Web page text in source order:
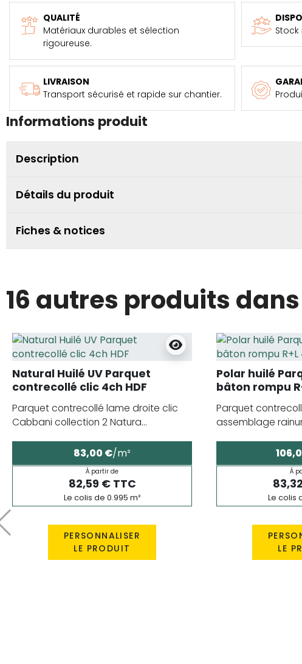
QUALITÉ
Matériaux durables et sélection
rigoureuse.
LIVRAISON
Transport sécurisé et rapide sur chantier.
Informations produit
Description
Détails du produit
Fiches & notices
16 autres produits
Natural Huilé UV Parquet
contrecollé clic 4ch HDF
Parquet contrecollé lame droite clic
Cabbani collection 2 Natura...
83,00 €/m²
À partir de
82,59 € TTC
Le colis de 0.995 m²
PERSONNALISER
LE PRODUIT
Polar huilé
bâton rompu
Parquet
assemblage
À
Le colis
LE
Précédent